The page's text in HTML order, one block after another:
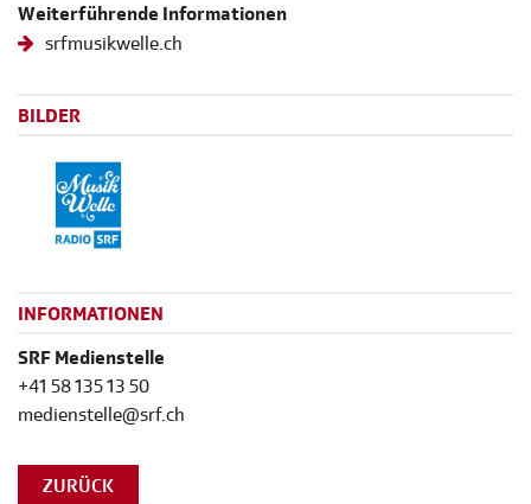
Weiterführende Informationen
srfmusikwelle.ch
BILDER
INFORMATIONEN
SRF Medienstelle
+41 58 135 13 50
medienstelle@srf.ch
ZURÜCK